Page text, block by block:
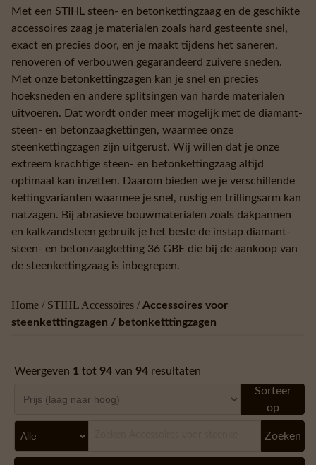
Met een STIHL steen- en betonkettingzaag en de geschikte
accessoires zaag je materialen zoals hard gesteente snel,
exact en precies door, en je maakt tijdens het saneren,
renoveren of verbouwen gegarandeerd zuivere sneden.
Met onze betonkettingzagen kan je snel en precies
hoeksneden en andere splitsingen van harde materialen
uitvoeren. Dat wordt onder meer mogelijk met de diamant-
steen- en betonzaagkettingen, waarmee onze
steenkettingzagen zijn uitgerust. Wij willen dat je onze
extreem krachtige steen- en betonkettingzaag altijd
optimaal kan inzetten. Daarom bieden we je verschillende
kettingvarianten waarmee je snel, rustig en trillingsarm kan
natzagen. Bij abrasieve bouwmaterialen zoals dakpannen
en kalkzandsteen gebruik je het beste de instap diamant-
steen- en betonzaagketting 36 GBE die bij de aankoop van
de steenkettingzaag is inbegrepen.
Home / STIHL Accessoires / Accessoires voor
steenketttingzagen / betonketttingzagen
Weergeven 1 tot 94 van 94 resultaten
Sorteer
op
Zoeken